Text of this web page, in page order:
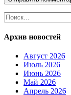
Найти:
Архив новостей
Август 2026
Июль 2026
Июнь 2026
Май 2026
Апрель 2026